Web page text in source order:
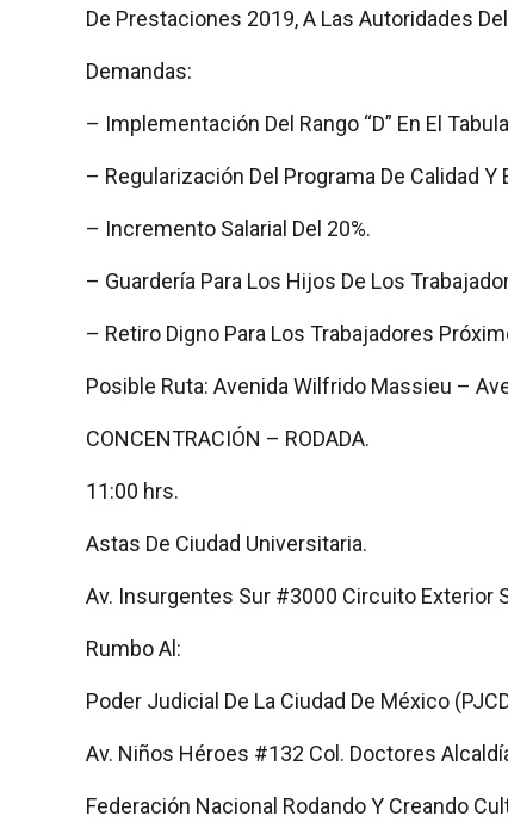
De Prestaciones 2019, A Las Autoridades
Demandas:
– Implementación Del Rango “D” En El
– Regularización Del Programa De Calidad Y
– Incremento Salarial Del 20%.
– Guardería Para Los Hijos De Los
– Retiro Digno Para Los Trabajadores
Posible Ruta: Avenida Wilfrido Massieu –
CONCENTRACIÓN – RODADA.
11:00 hrs.
Astas De Ciudad Universitaria.
Av. Insurgentes Sur #3000 Circuito Exterior
Rumbo Al:
Poder Judicial De La Ciudad De México
Av. Niños Héroes #132 Col. Doctores
Federación Nacional Rodando Y Creando